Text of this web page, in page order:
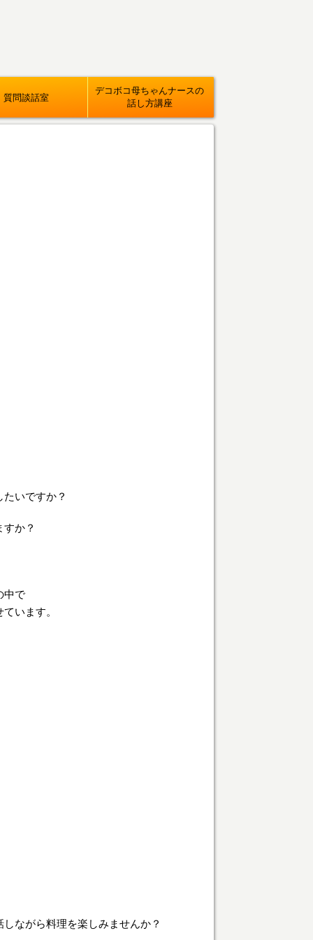
質問談話室
デコボコ母ちゃんナースの
話し方講座
いですか？
か？
中で
います。
ながら料理を楽しみませんか？